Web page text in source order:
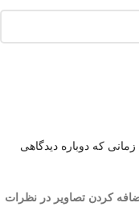
که دوباره دیدگاهی
کردن تصاویر در نظرات